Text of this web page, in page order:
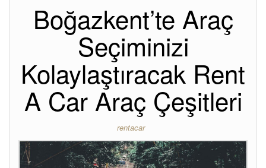
Boğazkent’te Araç
Seçiminizi
Kolaylaştıracak Rent
A Car Araç Çeşitleri
rentacar